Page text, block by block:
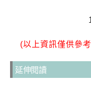
(以上資訊僅供參
延伸閱讀